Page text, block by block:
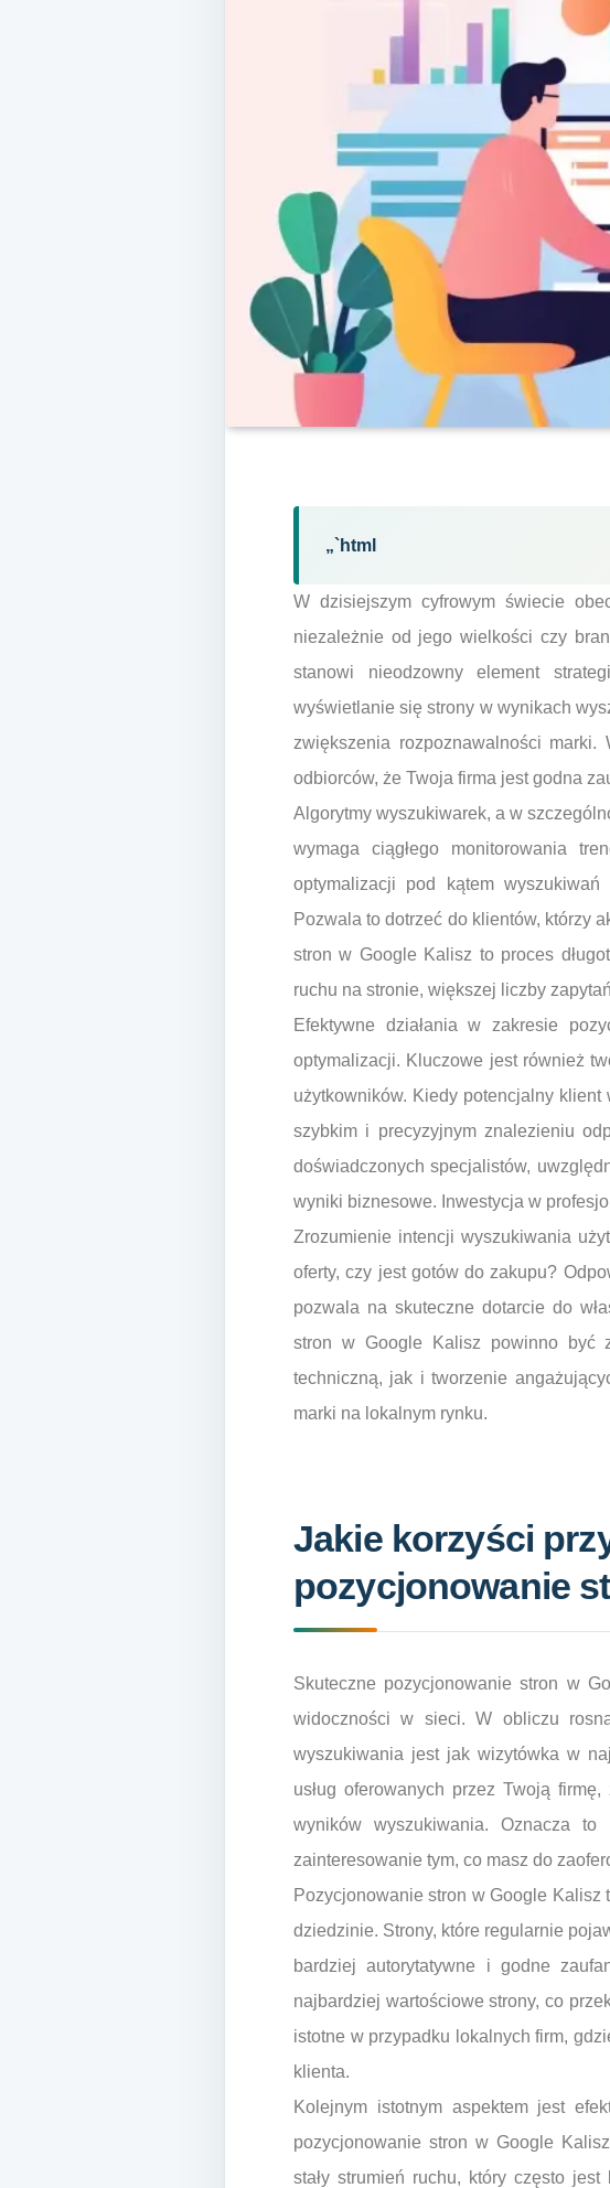
„`html
W dzisiejszym cyfrowym świecie
niezależnie od jego wielkości czy
stanowi nieodzowny element
wyświetlanie się strony w wynikach
zwiększenia rozpoznawalności
odbiorców, że Twoja firma jest godna
Algorytmy wyszukiwarek, a w
wymaga ciągłego monitorowania
optymalizacji pod kątem
Pozwala to dotrzeć do klientów, którzy
stron w Google Kalisz to proces
ruchu na stronie, większej liczby
Efektywne działania w zakresie
optymalizacji. Kluczowe jest również
użytkowników. Kiedy potencjalny
szybkim i precyzyjnym znalezieniu
doświadczonych specjalistów,
wyniki biznesowe. Inwestycja w
Zrozumienie intencji wyszukiwania
oferty, czy jest gotów do zakupu?
pozwala na skuteczne dotarcie do
stron w Google Kalisz powinno być
techniczną, jak i tworzenie
marki na lokalnym rynku.
Jakie korzyści
pozycjonowanie
Skuteczne pozycjonowanie stron w
widoczności w sieci. W obliczu
wyszukiwania jest jak wizytówka w
usług oferowanych przez Twoją
wyników wyszukiwania. Oznacza to
zainteresowanie tym, co masz do
Pozycjonowanie stron w Google
dziedzinie. Strony, które regularnie
bardziej autorytatywne i godne
najbardziej wartościowe strony, co
istotne w przypadku lokalnych firm,
klienta.
Kolejnym istotnym aspektem jest
pozycjonowanie stron w Google
stały strumień ruchu, który często